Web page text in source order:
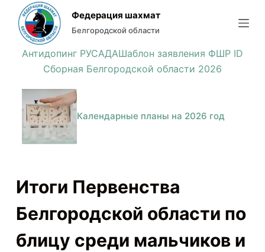
и
Федерация шахмат
Белгородской области
Антидопинг РУСАДАШаблон заявления ФШР ID
Сборная Белгородской области 2026
Календарные планы на 2026 год
Итоги Первенства
Белгородской области по
блицу среди мальчиков и